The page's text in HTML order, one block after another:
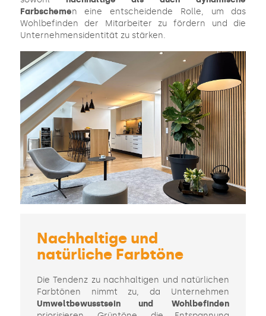
Farbschemen eine entscheidende Rolle, um das
Wohlbefinden der Mitarbeiter zu fördern und die
Unternehmensidentität zu stärken.
Nachhaltige und
natürliche Farbtöne
Die Tendenz zu nachhaltigen und natürlichen
Farbtönen nimmt zu, da Unternehmen
Umweltbewusstsein und Wohlbefinden